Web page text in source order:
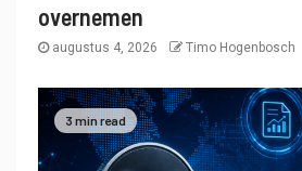
overnemen
augustus 4, 2026 Timo Hogenbosch
3 min read